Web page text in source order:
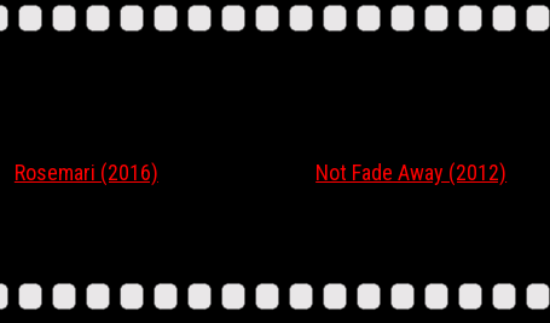
Rosemari (2016) Not Fade Away (2012)